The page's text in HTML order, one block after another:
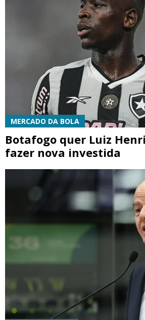
MERCADO DA BOLA
Botafogo quer Luiz
fazer nova investida